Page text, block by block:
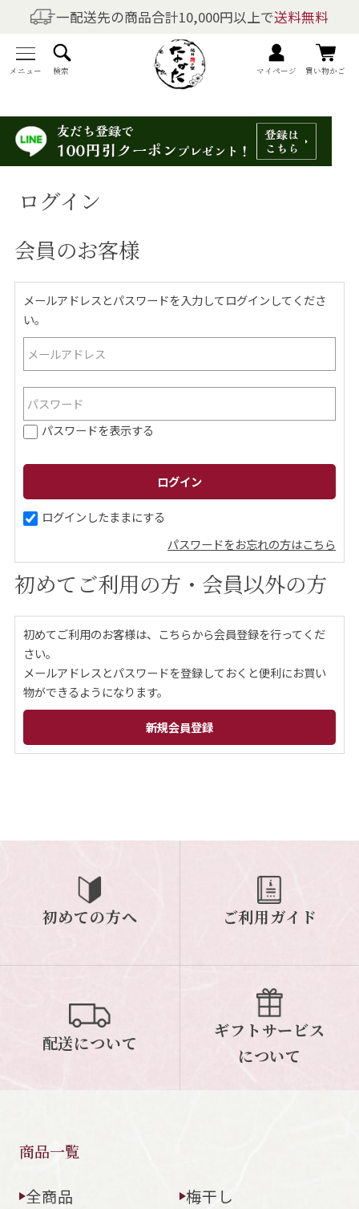
一配送先の商品合計10,000円以上で送料無料
メニュー 検索 マイページ 買い物かご
商品を探す
全商品一覧
梅干しの商品一覧
梅酒の商品一覧
梅製品・その他の商品一覧
メニュー
トップページ
マイページ
ご案内
ギフトサービス
について
お問い合わせ
0120-12-2486
【営業時間】8:30～17:30
休業日：日曜・祝日／土曜は不定休
お問い合わせフォームはこちら
ログイン
会員のお客様
メールアドレスとパスワードを入力してログインしてくださ
い。
パスワードを表示する
ログインしたままにする
パスワードをお忘れの方はこちら
初めてご利用の方・会員以外の方
初めてご利用のお客様は、こちらから会員登録を行ってくだ
さい。
メールアドレスとパスワードを登録しておくと便利にお買い
物ができるようになります。
初めての方へ ご利用ガイド
配送について
ギフトサービス
について
商品一覧
全商品
梅干し